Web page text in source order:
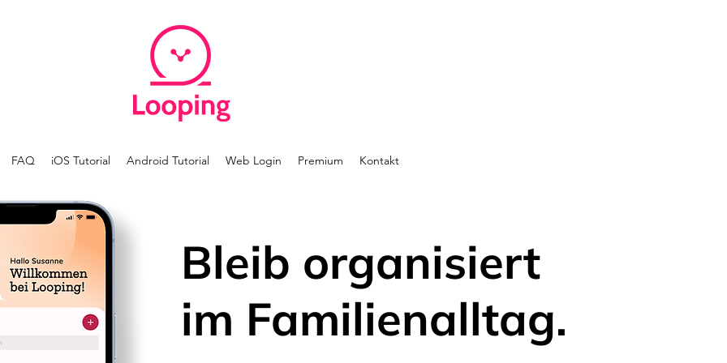
FAQ iOS Tutorial Android Tutorial Web Login Premium Kontakt
Bleib organisiert
im Familienalltag.